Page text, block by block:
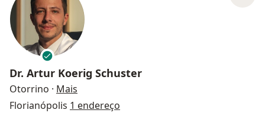
Dr. Artur Koerig Schuster
Otorrino · Mais
Florianópolis 1 endereço